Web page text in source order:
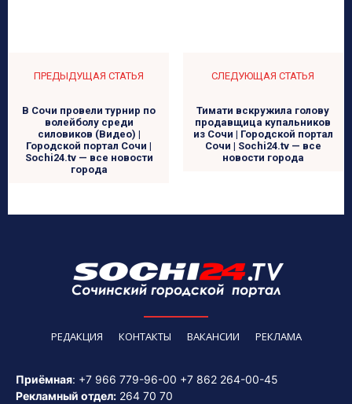
ПРЕДЫДУЩАЯ СТАТЬЯ
В Сочи провели турнир по
волейболу среди
силовиков (Видео) |
Городской портал Сочи |
Sochi24.tv — все новости
города
СЛЕДУЮЩАЯ СТАТЬЯ
Тимати вскружила голову
продавщица купальников
из Сочи | Городской портал
Сочи | Sochi24.tv — все
новости города
РЕДАКЦИЯ КОНТАКТЫ ВАКАНСИИ РЕКЛАМА
Приёмная: +7 966 779-96-00 +7 862 264-00-45
Рекламный отдел: 264 70 70